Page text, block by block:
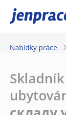
JenPráce.cz
Nabídky práce